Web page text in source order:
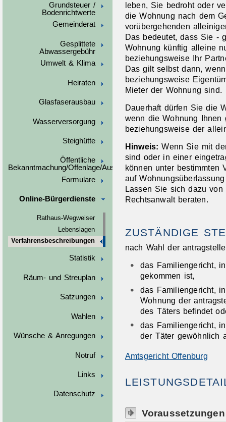
Grundsteuer /
Bodenrichtwerte
Gemeinderat
Gesplittete
Abwassergebühr
Umwelt & Klima
Heiraten
Glasfaserausbau
Wasserversorgung
Steighütte
Öffentliche
Bekanntmachung/Offenlage/Ausschreibungen
Formulare
Online-Bürgerdienste
Rathaus-Wegweiser
Lebenslagen
Verfahrensbeschreibungen
Statistik
Räum- und Streuplan
Satzungen
Wahlen
Wünsche & Anregungen
Notruf
Links
Datenschutz
leben, Sie bedroht oder
die Wohnung nach dem
vorübergehenden
Das bedeutet, dass Sie -
Wohnung künftig alleine
beziehungsweise Ihr
Das gilt selbst dann,
beziehungsweise
Mieter der Wohnung sind.
Dauerhaft dürfen Sie die
wenn die Wohnung
beziehungsweise der
Hinweis: Wenn Sie mit
sind oder in einer
können unter bestimmten
auf
Lassen Sie sich dazu
Rechtsanwalt beraten.
ZUSTÄNDIGE
nach Wahl der
das Familiengericht,
gekommen ist,
das Familiengericht,
Wohnung der
des Täters befindet
das Familiengericht,
der Täter gewöhnlich
Amtsgericht Offenburg
Voraussetzungen